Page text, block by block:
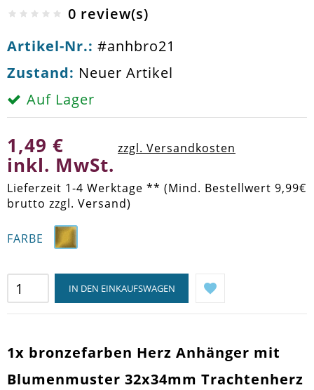
0 review(s)
Artikel-Nr.: #anhbro21
Zustand: Neuer Artikel
Auf Lager
1,49 €
inkl. MwSt.
zzgl. Versandkosten
Lieferzeit 1-4 Werktage ** (Mind. Bestellwert 9,99€
brutto zzgl. Versand)
FARBE
IN DEN EINKAUFSWAGEN
1x bronzefarben Herz Anhänger mit
Blumenmuster 32x34mm Trachtenherz